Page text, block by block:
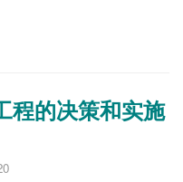
程的决策和实施